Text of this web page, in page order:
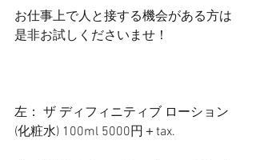
お仕事上で人と接する機会がある方は
是非お試しくださいませ！
左： ザ ディフィニティブ ローション
(化粧水) 100ml 5000円＋tax.